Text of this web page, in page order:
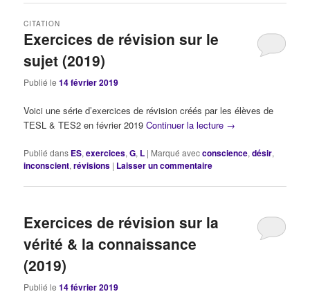
Exercices de révision sur le
sujet (2019)
CITATION
Publié le14 février 2019
Voici une série d’exercices de révision créés par les élèves de
TESL & TES2 en février 2019Continuer la lecture →
Publié dans ES,exercices,G, L | Marqué avecconscience,désir,
inconscient,révisions | Laisser un commentaire
Exercices de révision sur la
vérité & la connaissance
(2019)
Publié le14 février 2019